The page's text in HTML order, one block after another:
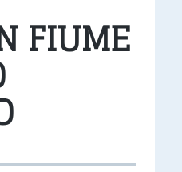
FIUME